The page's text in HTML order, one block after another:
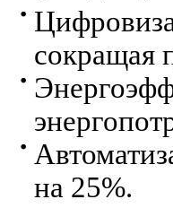
сокращая
на 25%.